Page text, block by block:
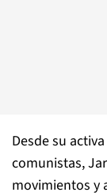
Desdesu
comunistas,
movimientos y